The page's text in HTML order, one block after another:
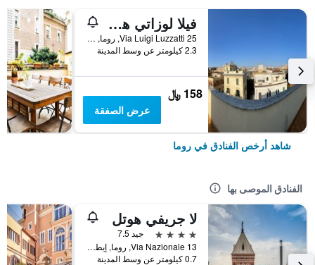
فيلا لوزاتي هوستل
25 Via Luigi Luzzatti, روما, إيطاليا
2.3 كيلومتر عن وسط المدينة
158 ﷼
عرض الصفقة
شاهد أرخص الفنادق في روما
الفنادق الموصى بها
لا جريفي هوتل
4 نجوم
جيد 7.5
Via Nazionale 13, روما, إيطاليا
0.7 كيلومتر عن وسط المدينة